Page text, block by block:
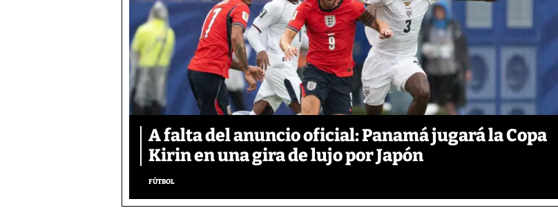
A falta del anuncio oficial: Panamá jugará la Copa
Kirin en una gira de lujo por Japón
FÚTBOL